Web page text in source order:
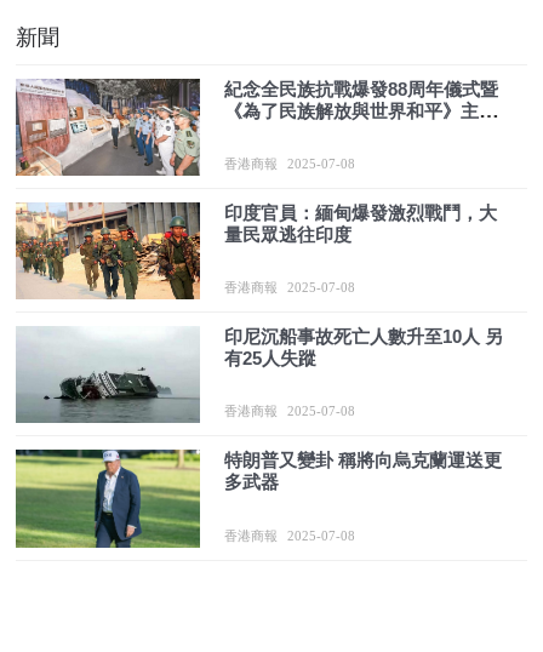
新聞
紀念全民族抗戰爆發88周年儀式暨
《為了民族解放與世界和平》主題
香港商報 2025-07-08
印度官員：緬甸爆發激烈戰鬥，大
量民眾逃往印度
香港商報 2025-07-08
印尼沉船事故死亡人數升至10人 另
有25人失蹤
香港商報 2025-07-08
特朗普又變卦 稱將向烏克蘭運送更
多武器
香港商報 2025-07-08